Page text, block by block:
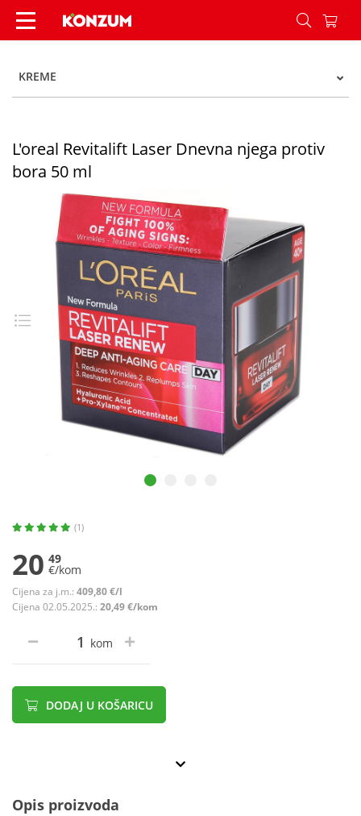
L'oreal Revitalift Laser Dnevna njega protiv bora
KREME
L'oreal Revitalift Laser Dnevna njega protiv
bora 50 ml
(1)
20 49
€/kom
Cijena za j.m.: 409,80 €/l
Cijena 02.05.2025.: 20,49 €/kom
kom
DODAJ U KOŠARICU
Opis proizvoda